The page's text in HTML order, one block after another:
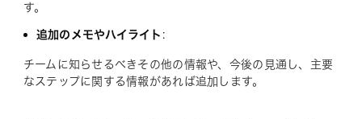
す。
追加のメモやハイライト :
チームに知らせるべきその他の情報や、今後の見通し、主要
なステップに関する情報があれば追加します。